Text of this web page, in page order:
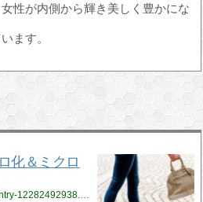
性が内側から輝き美しく豊かにな
ます。
化＆ミクロ
http://ameblo.jp/salon-harunire/entry-12282492938.html